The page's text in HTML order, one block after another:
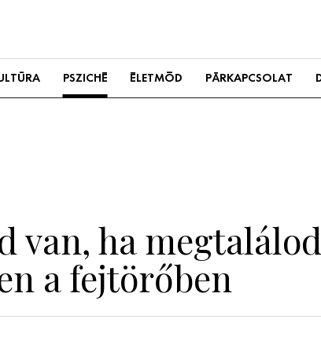
PSZICHÉ ÉLETMÓD PÁRKAPCSOLAT
van, ha
a fejtörőben